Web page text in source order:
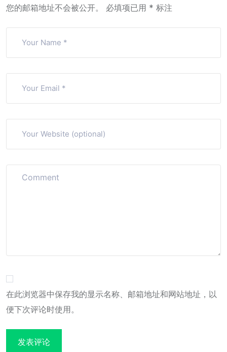
您的邮箱地址不会被公开。 必填项已用 * 标注
在此浏览器中保存我的显示名称、邮箱地址和网站地址，以
便下次评论时使用。